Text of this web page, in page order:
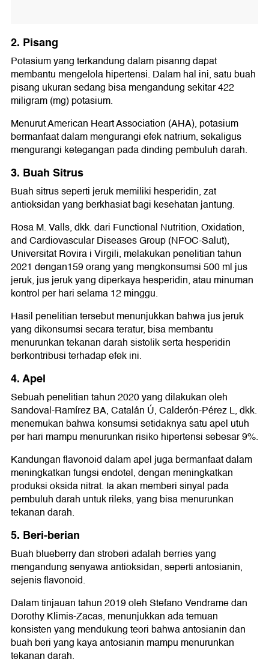
2. Pisang
Potasium yang terkandung dalam pisanng dapat
membantu mengelola hipertensi. Dalam hal ini, satu buah
pisang ukuran sedang bisa mengandung sekitar 422
miligram (mg) potasium.
Menurut American Heart Association (AHA), potasium
bermanfaat dalam mengurangi efek natrium, sekaligus
mengurangi ketegangan pada dinding pembuluh darah.
3. Buah Sitrus
Buah sitrus seperti jeruk memiliki hesperidin, zat
antioksidan yang berkhasiat bagi kesehatan jantung.
Rosa M. Valls, dkk. dari Functional Nutrition, Oxidation,
and Cardiovascular Diseases Group (NFOC-Salut),
Universitat Rovira i Virgili, melakukan penelitian tahun
2021 dengan159 orang yang mengkonsumsi 500 ml jus
jeruk, jus jeruk yang diperkaya hesperidin, atau minuman
kontrol per hari selama 12 minggu.
Hasil penelitian tersebut menunjukkan bahwa jus jeruk
yang dikonsumsi secara teratur, bisa membantu
menurunkan tekanan darah sistolik serta hesperidin
berkontribusi terhadap efek ini.
4. Apel
Sebuah penelitian tahun 2020 yang dilakukan oleh
Sandoval-Ramírez BA, Catalán Ú, Calderón-Pérez L, dkk.
menemukan bahwa konsumsi setidaknya satu apel utuh
per hari mampu menurunkan risiko hipertensi sebesar 9%.
Kandungan flavonoid dalam apel juga bermanfaat dalam
meningkatkan fungsi endotel, dengan meningkatkan
produksi oksida nitrat. Ia akan memberi sinyal pada
pembuluh darah untuk rileks, yang bisa menurunkan
tekanan darah.
5. Beri-berian
Buah blueberry dan stroberi adalah berries yang
mengandung senyawa antioksidan, seperti antosianin,
sejenis flavonoid.
Dalam tinjauan tahun 2019 oleh Stefano Vendrame dan
Dorothy Klimis-Zacas, menunjukkan ada temuan
konsisten yang mendukung teori bahwa antosianin dan
buah beri yang kaya antosianin mampu menurunkan
tekanan darah.